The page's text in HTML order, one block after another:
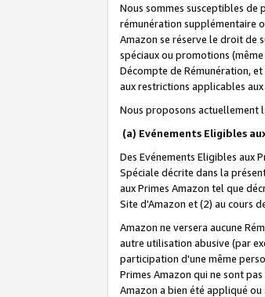
Nous sommes susceptibles de
rémunération supplémentaire
Amazon se réserve le droit de
spéciaux ou promotions
Décompte de Rémunération,
aux restrictions applicables
Nous proposons actuellement
(a) Evénements Eligibles
Des Evénements Eligibles aux
Spéciale décrite dans la
aux Primes Amazon tel que
Site d'Amazon et (2) au cours
Amazon ne versera aucune
autre utilisation abusive (par
participation d'une même
Primes Amazon qui ne sont
Amazon a bien été appliqué